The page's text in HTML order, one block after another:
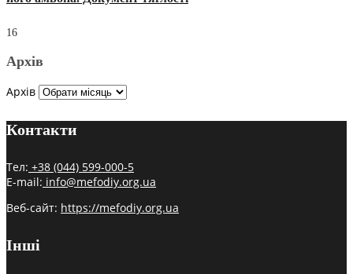
16
Архів
Архів
Контакти
Тел: +38 (044) 599-000-5
E-mail: info@mefodiy.org.ua
Веб-сайт: https://mefodiy.org.ua
Інші